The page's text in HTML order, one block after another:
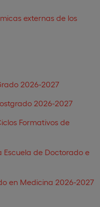
externas de los
2026-2027
2026-2027
Formativos de
Escuela de Doctorado e
en Medicina 2026-2027